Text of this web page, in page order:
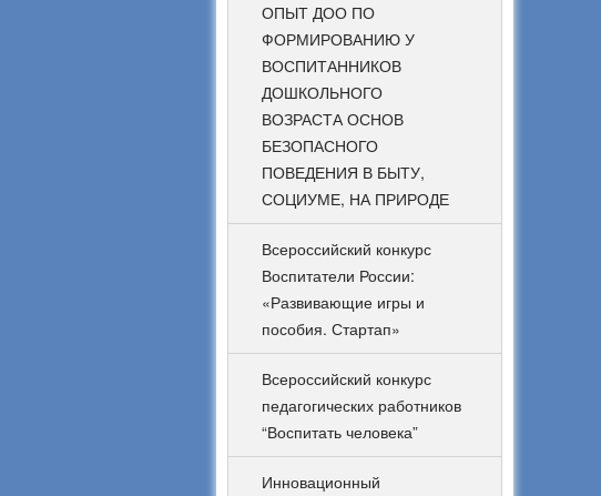
ОПЫТ ДОО ПО
ФОРМИРОВАНИЮ У
ВОСПИТАННИКОВ
ДОШКОЛЬНОГО
ВОЗРАСТА ОСНОВ
БЕЗОПАСНОГО
ПОВЕДЕНИЯ В БЫТУ,
СОЦИУМЕ, НА ПРИРОДЕ
Всероссийский конкурс
Воспитатели России:
«Развивающие игры и
пособия. Стартап»
Всероссийский конкурс
педагогических работников
“Воспитать человека”
Инновационный